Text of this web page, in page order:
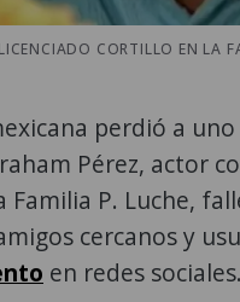
CORTILLO EN LA
perdió a
Pérez, actor
Familia P. Luche,
cercanos y
en redes sociales.